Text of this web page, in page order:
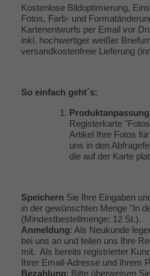
Kostenlose Bildoptimierung,
Fotos, Farb- und
Kartenentwurfs per Email vor
inkl. hochwertiger weißer
versandkostenfreie Lieferung
So einfach geht´s:
Produktanpassung
Registerkarte
Artikel Ihre Fotos
uns in den
die auf der Karte
Speichern Sie Ihre Eingaben
in der gewünschten Menge "In
(Mindestbestellmenge: 12 St.).
Anmeldung: Als Neukunde
bei uns an und teilen uns Ihre
mit. Als bereits registrierter
Ihrer Email-Adresse und Ihrem
Bezahlung: Bitte überweisen